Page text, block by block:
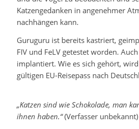
Katzengedanken in angenehmer
nachhängen kann.
Guruguru ist bereits kastriert,
FIV und FeLV getestet worden.
implantiert. Wie es sich gehört,
gültigen EU-Reisepass nach
„Katzen sind wie Schokolade, man
ihnen haben.“(Verfasser unbekannt)